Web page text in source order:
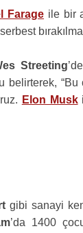
Farage ile bir
serbest
Streeting
belirterek,
Elon Musk
gibi sanayi
’da 1400